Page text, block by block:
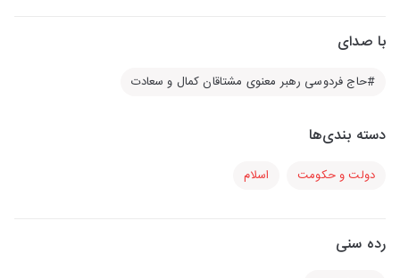
با صدای
#حاج فردوسی رهبر معنوی مشتاقان کمال و سعادت
دسته بندی‌ها
دولت و حکومت اسلام
رده سنی